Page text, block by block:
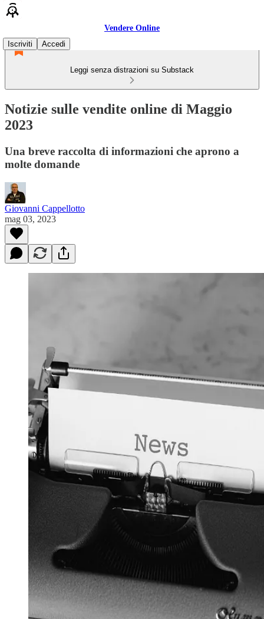
Vendere Online
Iscriviti
Accedi
Leggi senza distrazioni su Substack
Notizie sulle vendite online di Maggio
2023
Una breve raccolta di informazioni che aprono a
molte domande
Giovanni Cappellotto
mag 03, 2023